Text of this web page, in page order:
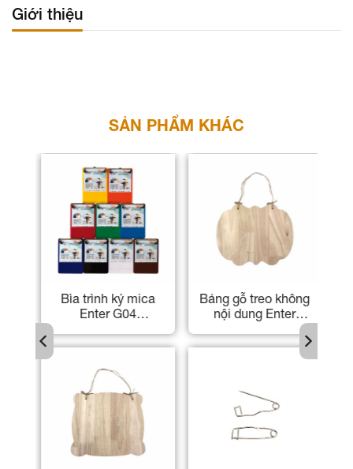
Giới thiệu
SẢN PHẨM KHÁC
Bìa trình ký mica
Enter G04
13.5x19cm kẹp hóa
đơn
Bảng gỗ treo không
nội dung Enter
dày 8mm